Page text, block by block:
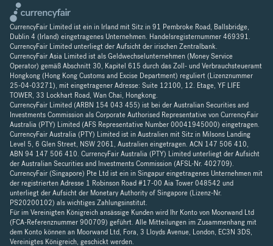
CurrencyFair Limited ist ein in Irland mit Sitz in 91 Pembroke Road, Ballsbridge,
Dublin 4 (Irland) eingetragenes Unternehmen. Handelsregisternummer 469391.
CurrencyFair Limited unterliegt der Aufsicht der irischen Zentralbank.
CurrencyFair Asia Limited ist als Geldwechselunternehmen (Money Service
Operator) gemäß Abschnitt 30, Kapitel 615 durch das Zoll- und Verbrauchsteueramt
Hongkong (Hong Kong Customs and Excise Department) reguliert (Lizenznummer
25-04-03271), mit eingetragener Adresse: Suite 12100, 12. Etage, YF LIFE
TOWER, 33 Lockhart Road, Wan Chai, Hongkong.
CurrencyFair Limited (ARBN 154 043 455) ist bei der Australian Securities and
Investments Commission als Corporate Authorised Representative von CurrencyFair
Australia (PTY) Limited (AFS Representative Number 00041945000) eingetragen.
CurrencyFair Australia (PTY) Limited ist in Australien mit Sitz in Milsons Landing
Level 5, 6 Glen Street, NSW 2061, Australien eingetragen. ACN 147 506 410,
ABN 94 147 506 410. CurrencyFair Australia (PTY) Limited unterliegt der Aufsicht
der Australian Securities and Investments Commission (AFSL-Nr. 402709).
CurrencyFair (Singapore) Pte Ltd ist ein in Singapur eingetragenes Unternehmen mit
der registrierten Adresse 1 Robinson Road #17-00 Aia Tower 048542 und
unterliegt der Aufsicht der Monetary Authority of Singapore (Lizenz-Nr.
PS20200102) als wichtiges Zahlungsinstitut.
Für im Vereinigten Königreich ansässige Kunden wird Ihr Konto von Moorwand Ltd
(FCA-Referenznummer 900709) geführt. Alle Mitteilungen im Zusammenhang mit
dem Konto können an Moorwand Ltd, Fora, 3 Lloyds Avenue, London, EC3N 3DS,
Vereinigtes Königreich, geschickt werden.